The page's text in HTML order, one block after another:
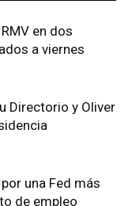
en dos
a viernes
Directorio y Oliver
una Fed más
de empleo